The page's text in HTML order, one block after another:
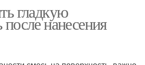
гладкую
нанесения